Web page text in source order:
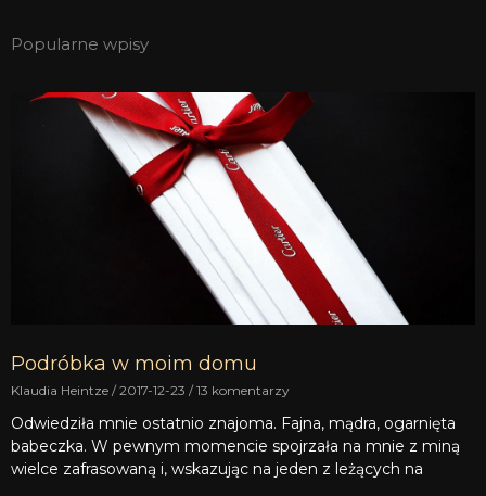
Popularne wpisy
Podróbka w moim domu
Klaudia Heintze 2017-12-23 13 komentarzy
Odwiedziła mnie ostatnio znajoma. Fajna, mądra, ogarnięta
babeczka. W pewnym momencie spojrzała na mnie z miną
wielce zafrasowaną i, wskazując na jeden z leżących na